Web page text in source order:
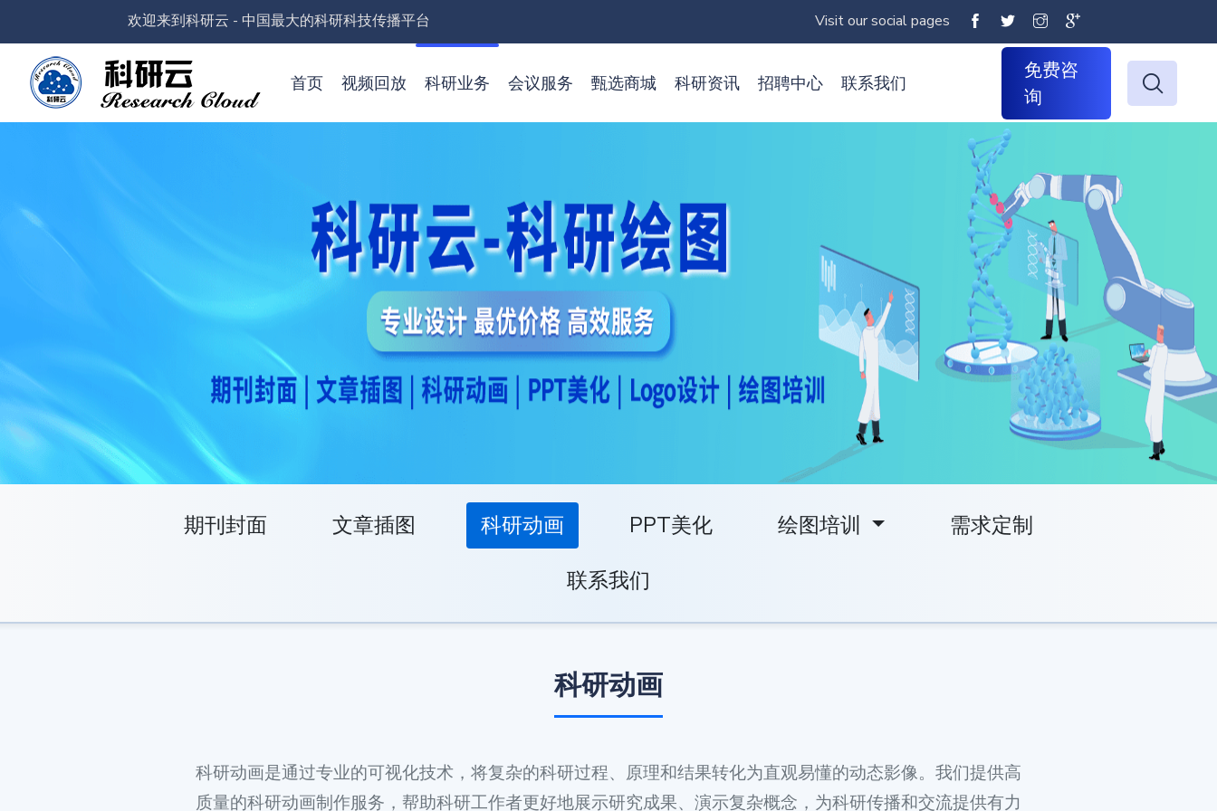
欢迎来到科研云 - 中国最大的科研科技传播平台 Visit our social pages
首页 视频回放 科研业务 会议服务 甄选商城 科研资讯 招聘中心 联系我们
免费咨
询
期刊封面 文章插图 科研动画 PPT美化 绘图培训
需求定制
联系我们
科研动画
科研动画是通过专业的可视化技术，将复杂的科研过程、原理和结果转化为直观易懂的动态影像。我们提供高
质量的科研动画制作服务，帮助科研工作者更好地展示研究成果、演示复杂概念，为科研传播和交流提供有力